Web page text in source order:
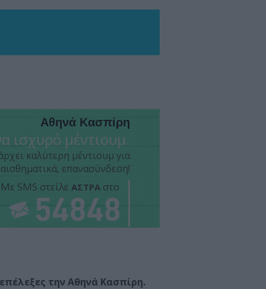
Αθηνά Κασπίρη
ισχυρό μέντιουμ.
καλύτερη μέντιουμ για
αισθηματικά, επανασύνδεση!
Με SMS στείλε ΑΣΤΡΑστο
την Αθηνά Κασπίρη.